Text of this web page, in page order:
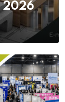
2026